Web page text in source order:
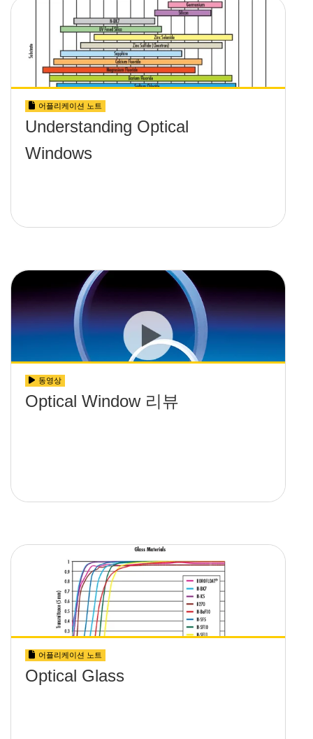
어플리케이션 노트
Understanding Optical
Windows
동영상
Optical Window 리뷰
어플리케이션 노트
Optical Glass